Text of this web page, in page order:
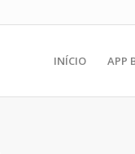
INÍCIO APP